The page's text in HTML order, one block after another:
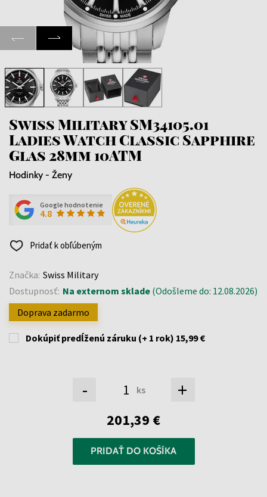
Swiss Military SM34105.01
Ladies Watch Classic Sapphire
Glas 28mm 10ATM
Hodinky - Ženy
Google hodnotenie
4.8
Pridať k obľúbeným
Značka: Swiss Military
Dostupnosť: Na externom sklade (Odošleme do: 12.08.2026)
Doprava zadarmo
Dokúpiť predĺženú záruku (+ 1 rok) 15,99 €
- ks +
201,39 €
PRIDAŤ DO KOŠÍKA